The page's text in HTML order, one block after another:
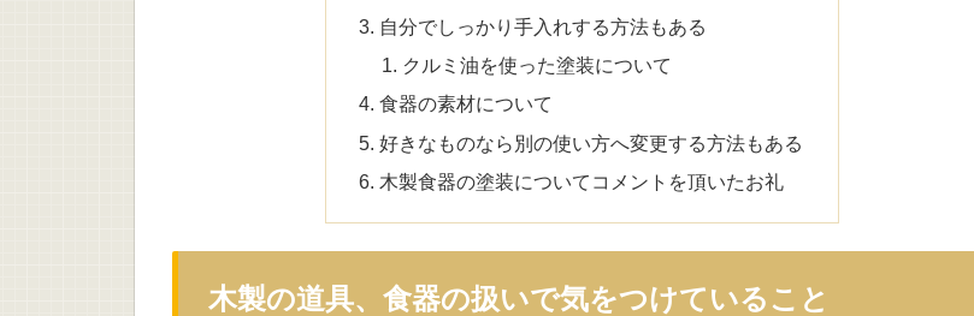
自分でしっかり手入れする方法もある
クルミ油を使った塗装について
食器の素材について
好きなものなら別の使い方へ変更する方法もある
木製食器の塗装についてコメントを頂いたお礼
木製の道具、食器の扱いで気をつけていること